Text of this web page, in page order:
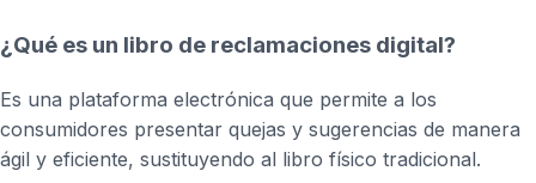
¿Qué es un libro de reclamaciones digital?
Es una plataforma electrónica que permite a los
consumidores presentar quejas y sugerencias de manera
ágil y eficiente, sustituyendo al libro físico tradicional.